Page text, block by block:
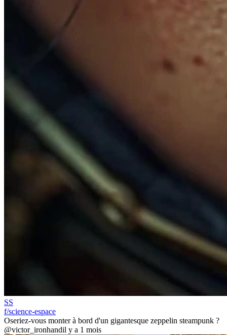
SS
f/science-espace
Oseriez-vous monter à bord d'un gigantesque zeppelin steampunk ?
@victor_ironhandil y a 1 mois